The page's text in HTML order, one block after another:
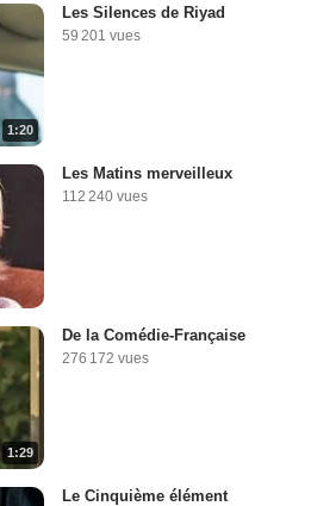
1:20
Les Silences de Riyad
59 201 vues
Les Matins merveilleux
112 240 vues
1:29
De la Comédie-Française
276 172 vues
Le Cinquième élément